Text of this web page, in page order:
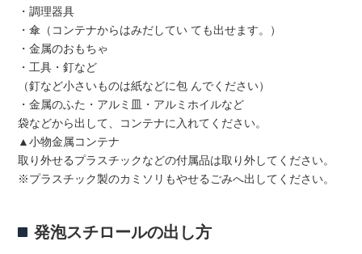
・調理器具
・傘（コンテナからはみだしてい ても出せます。）
・金属のおもちゃ
・工具・釘など
（釘など小さいものは紙などに包 んでください）
・金属のふた・アルミ皿・アルミホイルなど
袋などから出して、コンテナに入れてください。
▲小物金属コンテナ
取り外せるプラスチックなどの付属品は取り外してください。
※プラスチック製のカミソリもやせるごみへ出してください。
発泡スチロールの出し方